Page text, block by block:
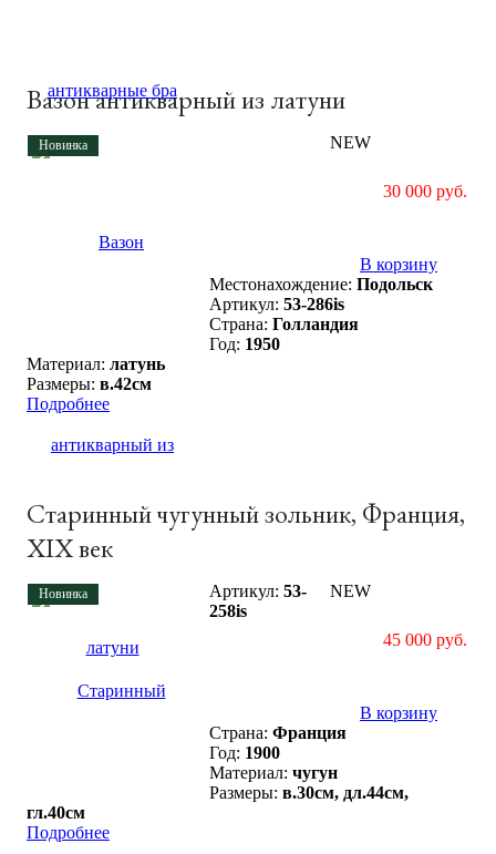
Вазон антикварный из латуни
Новинка NEW
30 000 руб.
В корзину
Местонахождение: Подольск
Артикул: 53-286is
Страна: Голландия
Год: 1950
Материал: латунь
Размеры: в.42см
Подробнее
Старинный чугунный зольник, Франция,
XIX век
Новинка NEW
45 000 руб.
В корзину
Артикул: 53-
258is
Страна: Франция
Год: 1900
Материал: чугун
Размеры: в.30см, дл.44см,
гл.40см
Подробнее